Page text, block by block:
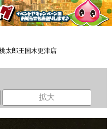
太郎王国木更津店
拡大